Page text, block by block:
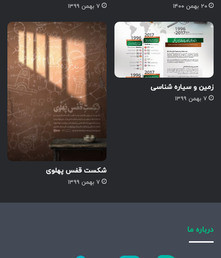
۲۰ بهمن ۱۴۰۰ ۷ بهمن ۱۳۹۹
زمین و سیاره شناسی
۷ بهمن ۱۳۹۹
شکست قفس پهلوی
۷ بهمن ۱۳۹۹
درباره ما